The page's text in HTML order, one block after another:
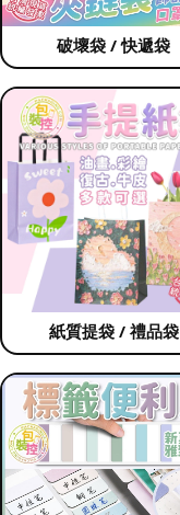
破壞袋 / 快遞袋
紙質提袋 / 禮品袋